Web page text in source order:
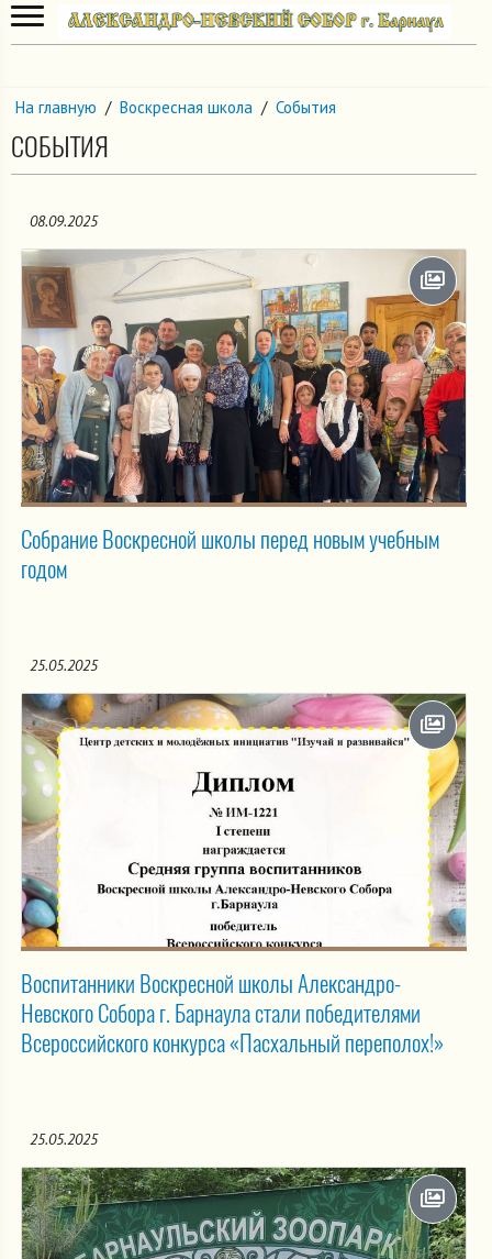
На главную / Воскресная школа / События
СОБЫТИЯ
08.09.2025
Собрание Воскресной школы перед новым учебным
годом
25.05.2025
Воспитанники Воскресной школы Александро-
Невского Собора г. Барнаула стали победителями
Всероссийского конкурса «Пасхальный переполох!»
25.05.2025